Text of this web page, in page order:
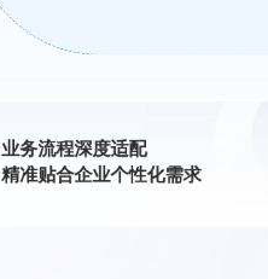
业务流程深度适配
精准贴合企业个性化需求